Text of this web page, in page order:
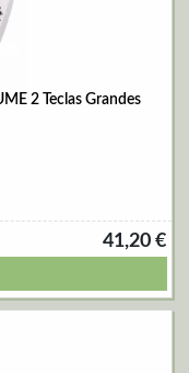
2 Teclas Grandes
41,20 €